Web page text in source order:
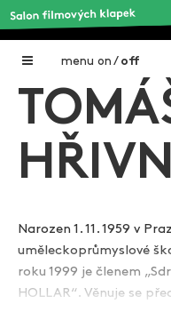
menu on / off
Home
Nadační fond
Galerie filmových
O projektu
Aktuální výstavy
Narozen 1. 11. 1959 v
uměleckoprůmyslové
roku 1999 je členem
HOLLAR“. Věnuje se